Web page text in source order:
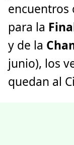
encuentros
para la
y de la
junio), los
quedan al